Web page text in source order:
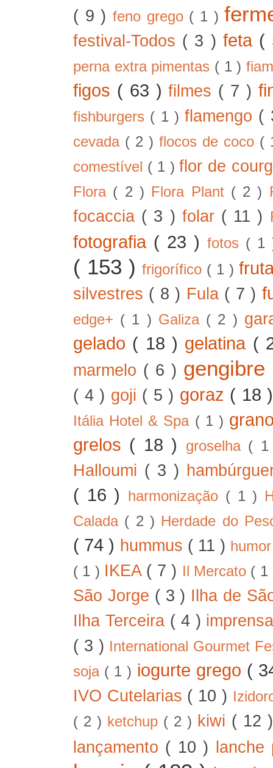
( 9 ) feno grego ( 1 )
festival-Todos ( 3 ) feta (
perna extra pimentas ( 1 )
figos ( 63 )filmes ( 7 )
fishburgers ( 1 )flamengo (
cevada ( 2 )flocos de coco (
comestível ( 1 )flor de
Flora ( 2 ) Flora Plant ( 2 )
focaccia ( 3 ) folar ( 11 )
fotografia ( 23 ) fotos (
( 153 )frigorífico ( 1 )
silvestres ( 8 ) Fula ( 7 )
edge+ ( 1 ) Galiza ( 2 )
gelado ( 18 ) gelatina (
marmelo ( 6 ) gengibre
( 4 ) goji ( 5 ) goraz ( 18
Itália Hotel & Spa ( 1 )
grelos ( 18 ) groselha (
Halloumi ( 3 )
( 16 ) harmonização ( 1 )
Calada ( 2 ) Herdade do
( 74 ) hummus ( 11 )
( 1 ) IKEA ( 7 ) Il Mercato (
São Jorge ( 3 ) Ilha de
Ilha Terceira ( 4 )
( 3 ) International Gourmet
soja ( 1 ) iogurte grego (
IVO Cutelarias ( 10 )
( 2 ) ketchup ( 2 ) kiwi ( 12
lançamento ( 10 )